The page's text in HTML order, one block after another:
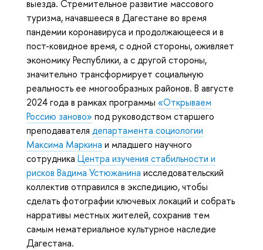
выезда. Стремительное развитие массового
туризма, начавшееся в Дагестане во время
пандемии коронавируса и продолжающееся и в
пост-ковидное время, с одной стороны, оживляет
экономику Республики, а с другой стороны,
значительно трансформирует социальную
реальность ее многообразных районов. В августе
2024 года в рамках программы «Открываем
Россию заново» под руководством старшего
преподавателя департамента социологии
Максима Маркина и младшего научного
сотрудника Центра изучения стабильности и
рисков Вадима Устюжанина исследовательский
коллектив отправился в экспедицию, чтобы
сделать фотографии ключевых локаций и собрать
нарративы местных жителей, сохранив тем
самым нематериальное культурное наследие
Дагестана.